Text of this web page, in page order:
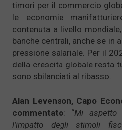
timori per il commercio
le economie
contenuta a livello
banche centrali, anche se in
pressione salariale. Per il
della crescita globale resta
sono sbilanciati al ribasso.
Alan Levenson, Capo
commentato: “Mi aspetto
l’impatto degli stimoli